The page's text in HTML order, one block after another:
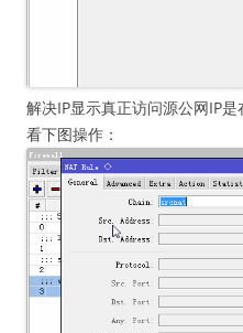
解决IP显示真正访问源公网IP
看下图操作：